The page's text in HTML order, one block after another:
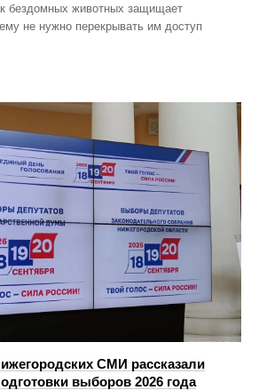
бездомных животных защищает
не нужно перекрывать им доступ
СМИ рассказали
выборов 2026 года